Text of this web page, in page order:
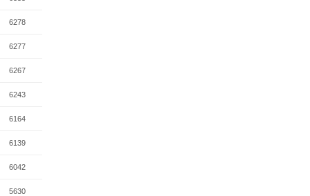
6278
6277
6267
6243
6164
6139
6042
5630